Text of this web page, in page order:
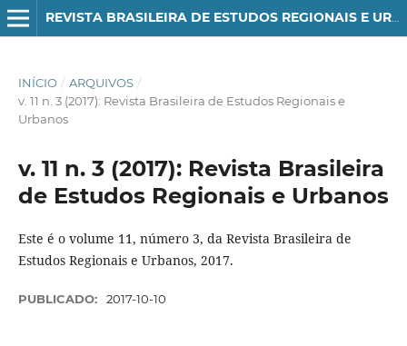
REVISTA BRASILEIRA DE ESTUDOS REGIONAIS E URBANOS
INÍCIO / ARQUIVOS /
v. 11 n. 3 (2017): Revista Brasileira de Estudos Regionais e
Urbanos
v. 11 n. 3 (2017): Revista Brasileira
de Estudos Regionais e Urbanos
Este é o volume 11, número 3, da Revista Brasileira de
Estudos Regionais e Urbanos, 2017.
PUBLICADO: 2017-10-10